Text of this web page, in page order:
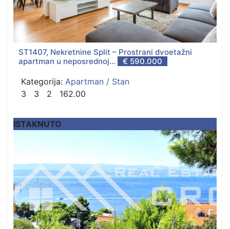
ST1407, Nekretnine Split – Prostrani dvoetažni
apartman u neposrednoj...
€ 590.000
Kategorija: Apartman / Stan
3
3 2 162.00
ISTAKNUTO